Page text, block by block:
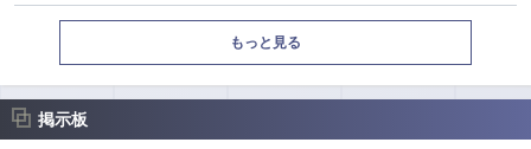
もっと見る
掲示板